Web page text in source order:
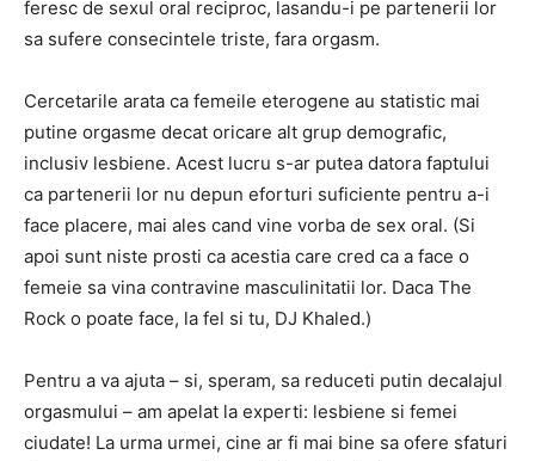
feresc de sexul oral reciproc, lasandu-i pe partenerii lor
sa sufere consecintele triste, fara orgasm.
Cercetarile arata ca femeile eterogene au statistic mai
putine orgasme decat oricare alt grup demografic,
inclusiv lesbiene. Acest lucru s-ar putea datora faptului
ca partenerii lor nu depun eforturi suficiente pentru a-i
face placere, mai ales cand vine vorba de sex oral. (Si
apoi sunt niste prosti ca acestia care cred ca a face o
femeie sa vina contravine masculinitatii lor. Daca The
Rock o poate face, la fel si tu, DJ Khaled.)
Pentru a va ajuta – si, speram, sa reduceti putin decalajul
orgasmului – am apelat la experti: lesbiene si femei
ciudate! La urma urmei, cine ar fi mai bine sa ofere sfaturi